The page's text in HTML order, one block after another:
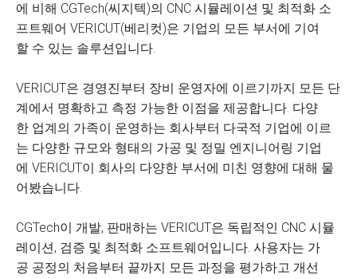
에 비해 CGTech(씨지텍)의 CNC 시뮬레이션 및 최적화 소
프트웨어 VERICUT(베리컷)은 기업의 모든 부서에 기여
할 수 있는 솔루션입니다.
VERICUT은 경영진부터 장비 운영자에 이르기까지 모든 단
계에서 명확하고 측정 가능한 이점을 제공합니다. 다양
한 업계의 가족이 운영하는 회사부터 다국적 기업에 이르
는 다양한 규모와 형태의 가공 및 정밀 엔지니어링 기업
에 VERICUT이 회사의 다양한 부서에 미친 영향에 대해 물
어봤습니다.
CGTech이 개발, 판매하는 VERICUT은 독립적인 CNC 시뮬
레이션, 검증 및 최적화 소프트웨어입니다. 사용자는 가
공 공정의 처음부터 끝까지 모든 과정을 평가하고 개선